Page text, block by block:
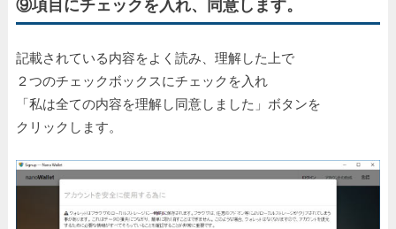
⑨項目にチェックを入れ、同意します。
記載されている内容をよく読み、理解した上で
２つのチェックボックスにチェックを入れ
「私は全ての内容を理解し同意しました」ボタンを
クリックします。